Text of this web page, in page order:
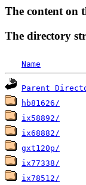
The content on
The directory
Name
Parent
hb81626/
ix58892/
ix68882/
gxt120p/
ix77338/
ix78512/